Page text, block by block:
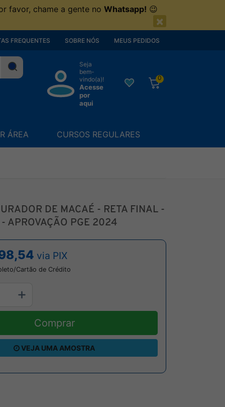
favor, chame a gente no Whatsapp! 😉
×
FREQUENTES SOBRE NÓS MEUS PEDIDOS
Seja
bem-
vindo(a)!
Acesse
por
aqui
0
ÁREA CURSOS REGULARES
DE MACAÉ - RETA FINAL -
APROVAÇÃO PGE 2024
via PIX
Cartão de Crédito
Comprar
VEJA UMA AMOSTRA